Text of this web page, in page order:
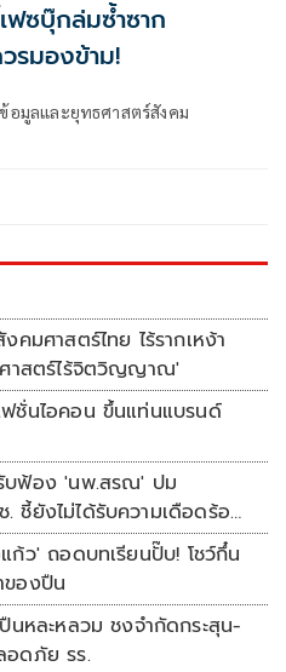
ฟซบุ๊กล่มซ้ำซาก
มองข้าม!
วิเคราะห์ข้อมูลและยุทธศาสตร์สังคม
คมศาสตร์ไทย ไร้รากเหง้า
ศาสตร์ไร้จิตวิญญาณ'
ชั่นไอคอน ขึ้นแท่นแบรนด์
บฟ้อง 'นพ.สรณ' ปม
ยังไม่ได้รับความเดือดร้อน
ก้ว' ถอดบทเรียนปั๊บ! โชว์กึ๋น
ของปืน
นหละหลวม ชงจำกัดกระสุน-
อดภัย รร.